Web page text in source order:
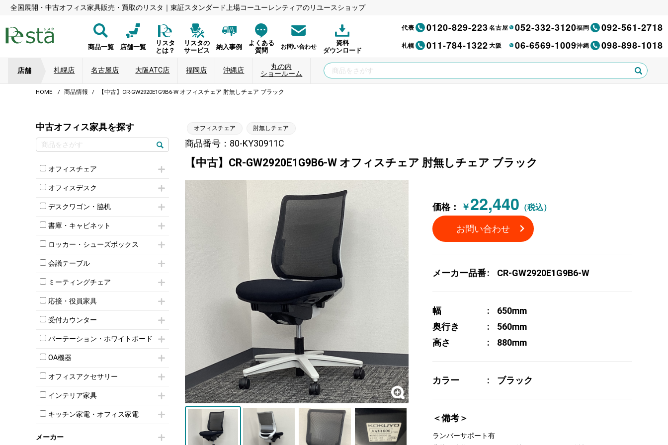
全国展開・中古オフィス家具販売・買取のリスタ｜東証スタンダード上場コーユーレンティアのリユースショップ
商品一覧 店舗一覧
リスタ
とは？
リスタの
サービス
納入事例
よくある
質問
お問い合わせ
資料
ダウンロード
代表 0120-829-223名古屋 052-332-3120福岡 092-561-2718
札幌 011-784-1322大阪 06-6569-1009沖縄 098-898-1018
店舗 札幌店 名古屋店 大阪ATC店 福岡店 沖縄店
丸の内
ショールーム
HOME 商品情報 【中古】CR-GW2920E1G9B6-W オフィスチェア 肘無しチェア ブラック
中古オフィス家具を探す
オフィスチェア
肘付きチェア
肘無しチェア
役員チェア
オフィスチェアその他
オフィスデスク
片袖机
フリーアドレスデスク（ベンチデスク）
昇降デスク
両袖机
デスクワゴン・脇机
インワゴン2段
インワゴン3段
脇机
書庫・キャビネット
ハイキャビネット
ローキャビネット
両開きキャビネット
上下連結キャビネット
軽量ラック（スチールラック）
収納家具その他
オープン書庫
両開書庫
引き違い書庫
ロッカー・シューズボックス
1人用ロッカー
2人用ロッカー
3人用ロッカー
5人用ロッカー
8人用ロッカー
多人数ロッカー
シリンダー錠ロッカー
ダイヤル錠ロッカー
ボタン錠ロッカー
シューズロッカー・下駄箱
ロッカーその他
会議テーブル
ミーティングテーブル
スタッキングテーブル
ネスティングテーブル
カウンターテーブル
T字脚テーブル
会議テーブルW1200～
会議テーブルW1800～
折りたたみ会議テーブル
ハイテーブル
ミーティングチェア
キャスター付きミーティングチェア
スタッキングミーティングチェア
テーブル付きミーティングチェア
折りたたみミーティングチェア
ハイチェア
ミーティングチェアその他
応接・役員家具
応接セット
応接ソファ
応接チェア
応接・役員家具その他
受付カウンター
ハイカウンター
ローカウンター
ラウンジカウンター
パーテーション・ホワイトボード
パーテーション
自立タイプパーテーション
パーテーションその他
壁掛けホワイトボード
ホワイトボードその他
OA機器
iPad
電話機（ビジネスフォン）
シュレッダー
スクリーン
プリンター・コピー機
オフィスアクセサリー
チェア用台車
演台・講演台・演説台
防音パネル
コートハンガー・ポールハンガー
インテリア家具
モールドチェア
ダイニングチェア
カウンターテーブル
キッチン家電・オフィス家電
冷蔵庫・洗濯機
メーカー
オフィスチェア 肘無しチェア
商品番号：80-KY30911C
【中古】CR-GW2920E1G9B6-W オフィスチェア 肘無しチェア ブラック
価格： ￥22,440 （税込）
お問い合わせ
メーカー品番 CR-GW2920E1G9B6-W
幅
650mm
奥行き
560mm
高さ
880mm
カラー ブラック
＜備考＞
ランバーサポート有